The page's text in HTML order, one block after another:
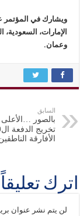
الإمارات، السعودية،
وعمان.
السابق
بالصور …الأعلى
الأفارقة
اترك تعليقاً
لن يتم نشر عنوان